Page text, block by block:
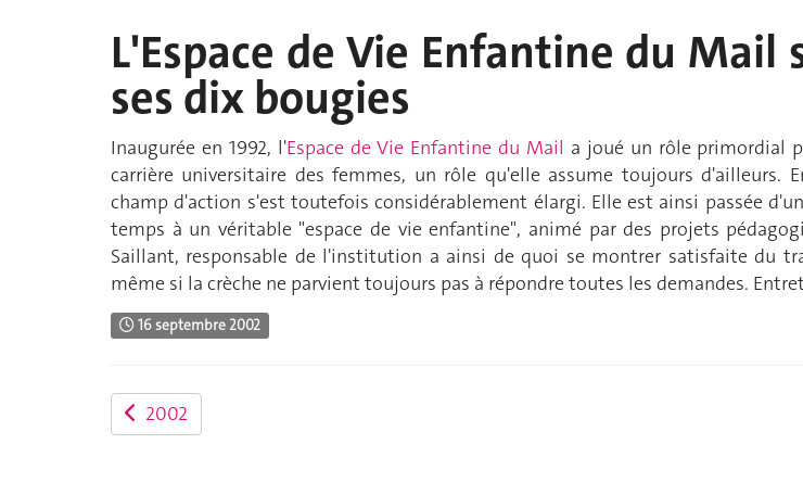
L'Espace de Vie Enfantine du Mail
ses dix bougies
Inaugurée en 1992, l'Espace de Vie Enfantine du Mail a joué un rôle primordial
carrière universitaire des femmes, un rôle qu'elle assume toujours d'ailleurs.
champ d'action s'est toutefois considérablement élargi. Elle est ainsi passée
temps à un véritable "espace de vie enfantine", animé par des projets
Saillant, responsable de l'institution a ainsi de quoi se montrer satisfaite du
même si la crèche ne parvient toujours pas à répondre toutes les demandes.
16 septembre 2002
2002